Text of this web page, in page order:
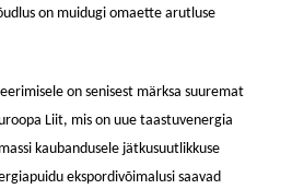
on muidugi omaette arutluse
on senisest märksa suuremat
Liit, mis on uue taastuvenergia
kaubandusele jätkusuutlikkuse
ekspordivõimalusi saavad